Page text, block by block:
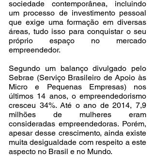
sociedade contemporânea, incluindo
um processo de investimento pessoal
que exige uma formação em diversas
áreas, tudo isso para conquistar o seu
próprio espaço no mercado
empreendedor.
Segundo um balanço divulgado pelo
Sebrae (Serviço Brasileiro de Apoio às
Micro e Pequenas Empresas) nos
últimos 14 anos, o empreendedorismo
cresceu 34%. Até o ano de 2014, 7,9
milhões de mulheres eram
consideradas empreendedoras. Porém,
apesar desse crescimento, ainda existe
muita desigualdade com respeito a este
aspecto no Brasil e no Mundo.